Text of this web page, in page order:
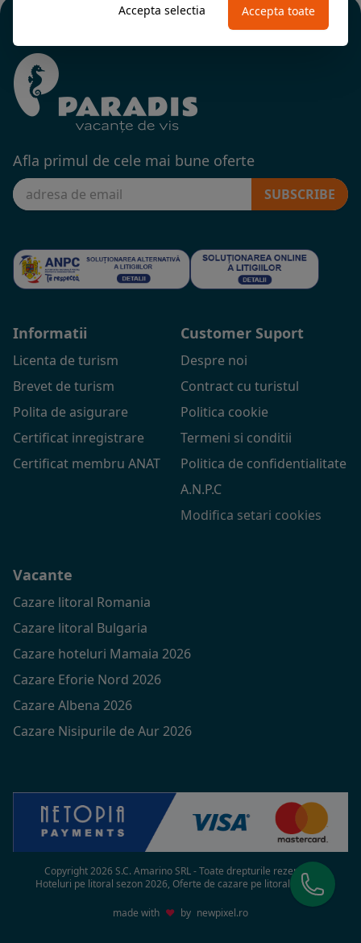
Afla primul de cele mai bune oferte
SUBSCRIBE
Informatii
Licenta de turism
Brevet de turism
Polita de asigurare
Certificat inregistrare
Certificat membru ANAT
Customer Suport
Despre noi
Contract cu turistul
Politica cookie
Termeni si conditii
Politica de confidentialitate
A.N.P.C
Modifica setari cookies
Vacante
Cazare litoral Romania
Cazare litoral Bulgaria
Cazare hoteluri Mamaia 2026
Cazare Eforie Nord 2026
Cazare Albena 2026
Cazare Nisipurile de Aur 2026
Copyright 2026 S.C. Amarino SRL - Toate drepturile rezervate
Hoteluri pe litoral sezon 2026, Oferte de cazare pe litoral in 2026
made with ♥ by newpixel.ro
Accepta selectia Accepta toate